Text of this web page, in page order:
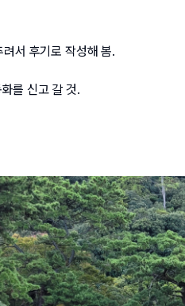
서 후기로 작성해 봄.
를 신고 갈 것.